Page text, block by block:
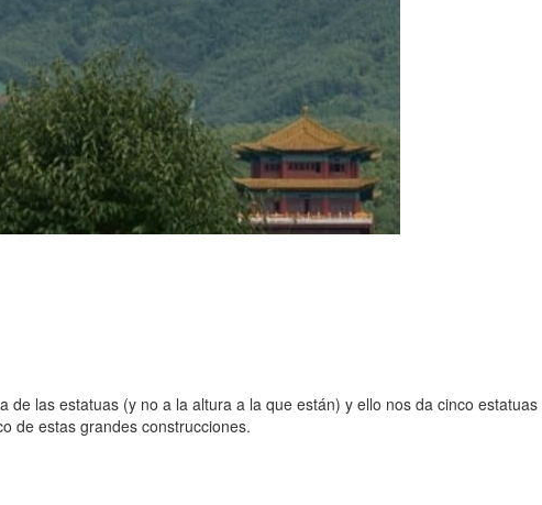
de las estatuas (y no a la altura a la que están) y ello nos da cinco estatuas
de estas grandes construcciones.